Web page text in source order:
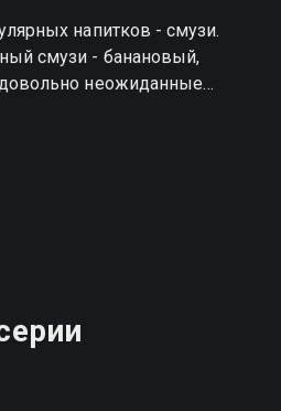
напитков - смузи.
смузи - банановый,
неожиданные
берутся фрукты с
сериала Доктор Смузи
бесплатно в хорошем HD